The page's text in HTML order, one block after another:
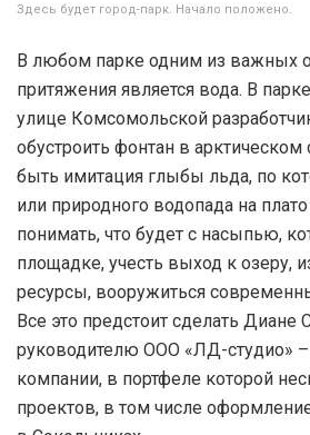
Здесь будет город-парк. Начало положено.
В любом парке одним из важных
притяжения является вода. В
улице Комсомольской
обустроить фонтан в арктическом
быть имитация глыбы льда, по
или природного водопада на
понимать, что будет с насыпью,
площадке, учесть выход к озеру,
ресурсы, вооружиться
Все это предстоит сделать Диане
руководителю ООО «ЛД-студио» –
компании, в портфеле которой
проектов, в том числе